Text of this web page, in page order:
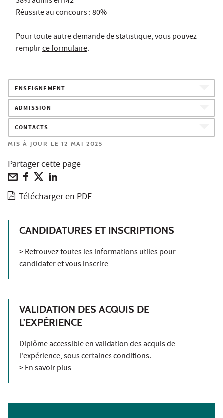
Réussite au concours : 80%
Pour toute autre demande de statistique, vous pouvez
remplirce formulaire.
ENSEIGNEMENT
ADMISSION
CONTACTS
MIS À JOUR LE 12 MAI 2025
Partager cette page
Télécharger en PDF
CANDIDATURES ET INSCRIPTIONS
> Retrouvez toutes les informations utiles pour
candidater et vous inscrire
VALIDATION DES ACQUIS DE
L'EXPÉRIENCE
Diplôme accessible en validation des acquis de
l'expérience, sous certaines conditions.
> En savoir plus